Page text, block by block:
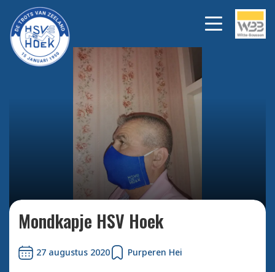
Mondkapje HSV Hoek
27 augustus 2020 Purperen Hei